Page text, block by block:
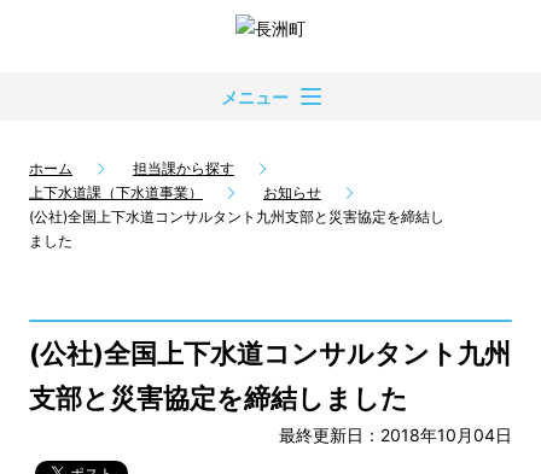
メニュー
ホーム
担当課から探す
上下水道課（下水道事業）
お知らせ
(公社)全国上下水道コンサルタント九州支部と災害協定を締結し
ました
(公社)全国上下水道コンサルタント九州
支部と災害協定を締結しました
最終更新日：2018年10月04日